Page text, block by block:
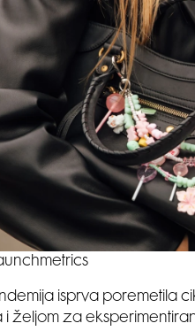
isprva poremetila
željom za